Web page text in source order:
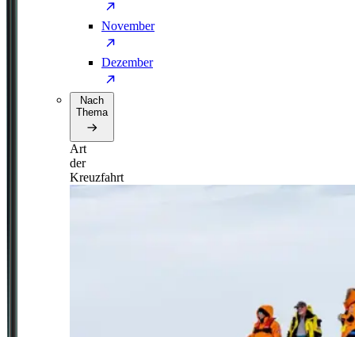
November
Dezember
Nach
Thema
Art
der
Kreuzfahrt